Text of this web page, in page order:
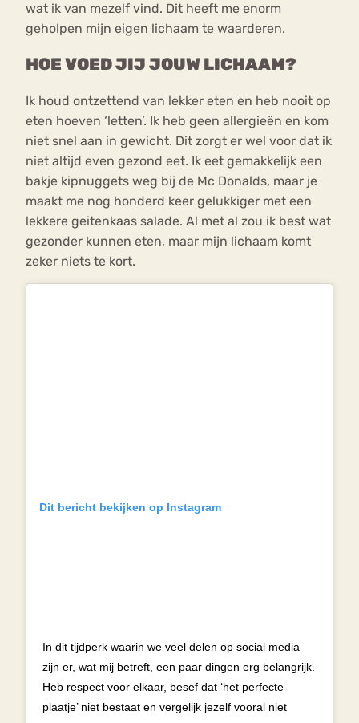
wat ik van mezelf vind. Dit heeft me enorm
geholpen mijn eigen lichaam te waarderen.
HOE VOED JIJ JOUW LICHAAM?
Ik houd ontzettend van lekker eten en heb nooit op
eten hoeven ‘letten’. Ik heb geen allergieën en kom
niet snel aan in gewicht. Dit zorgt er wel voor dat ik
niet altijd even gezond eet. Ik eet gemakkelijk een
bakje kipnuggets weg bij de Mc Donalds, maar je
maakt me nog honderd keer gelukkiger met een
lekkere geitenkaas salade. Al met al zou ik best wat
gezonder kunnen eten, maar mijn lichaam komt
zeker niets te kort.
Dit bericht bekijken op Instagram
In dit tijdperk waarin we veel delen op social media
zijn er, wat mij betreft, een paar dingen erg belangrijk.
Heb respect voor elkaar, besef dat ‘het perfecte
plaatje’ niet bestaat en vergelijk jezelf vooral niet